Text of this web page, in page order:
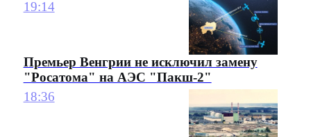
19:14
Премьер Венгрии не исключил замену
"Росатома" на АЭС "Пакш-2"
18:36